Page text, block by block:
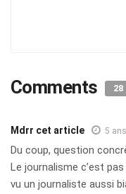
Comments 28
Mdrr cet article 5
Du coup, question
Le journalisme c’est
vu un journaliste aussi